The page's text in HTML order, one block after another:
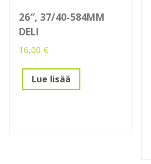
26″, 37/40-584MM
DELI
16,00 €
Lue lisää